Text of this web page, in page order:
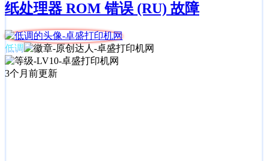
纸处理器 ROM 错误 (RU) 故障
低调
3个月前更新